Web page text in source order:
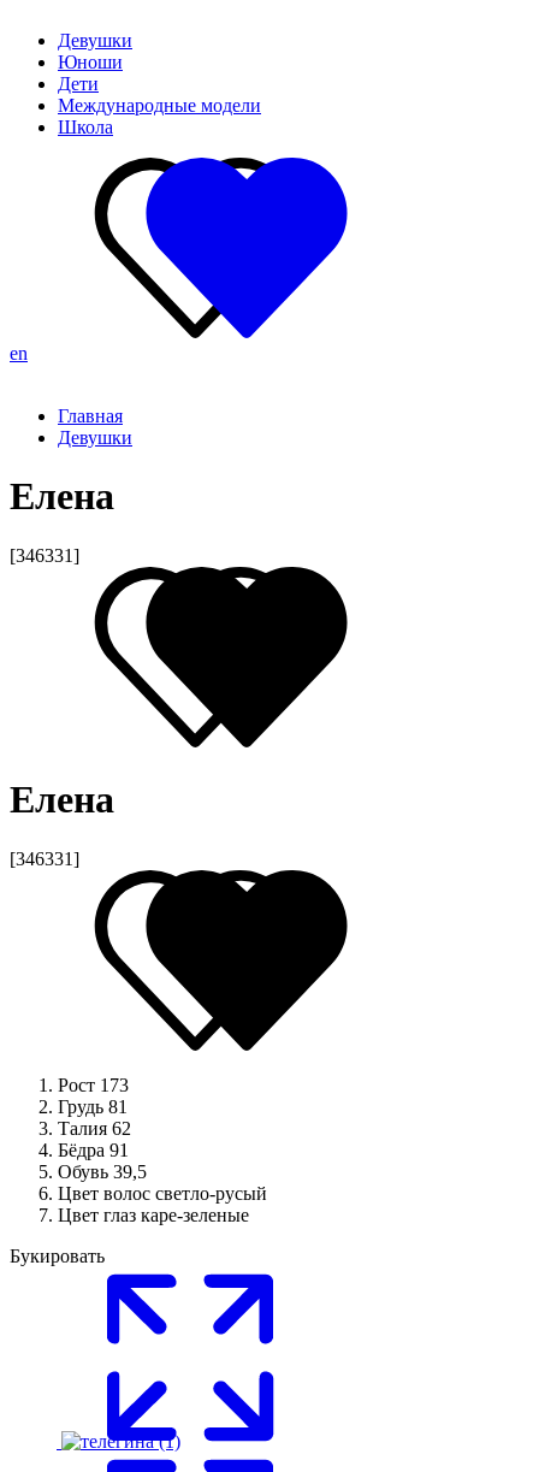
Девушки
Юноши
Дети
Международные модели
Школа
en
Главная
Девушки
Елена
[346331]
Елена
[346331]
Рост 173
Грудь 81
Талия 62
Бёдра 91
Обувь 39,5
Цвет волос светло-русый
Цвет глаз каре-зеленые
Букировать